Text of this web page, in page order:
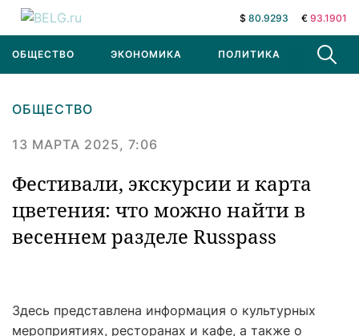
$ 80.9293 € 93.1901
ОБЩЕСТВО ЭКОНОМИКА ПОЛИТИКА В МИРЕ
ОБЩЕСТВО
13 МАРТА 2025, 7:06
Фестивали, экскурсии и карта
цветения: что можно найти в
весеннем разделе Russpass
Здесь представлена информация о культурных
мероприятиях, ресторанах и кафе, а также о